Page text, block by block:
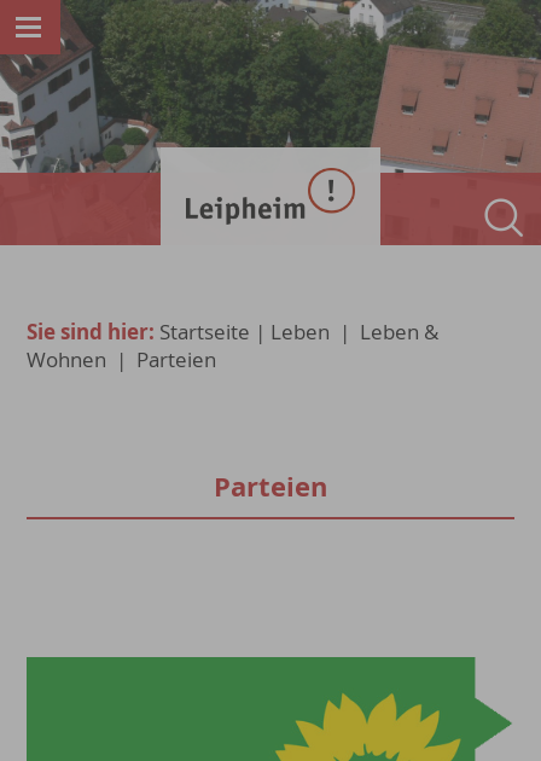
Sie sind hier: Startseite | Leben | Leben &
Wohnen | Parteien
Parteien